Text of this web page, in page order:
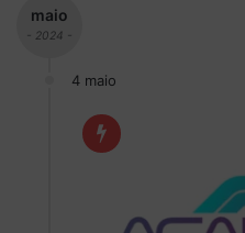
maio
- 2024 -
4 maio